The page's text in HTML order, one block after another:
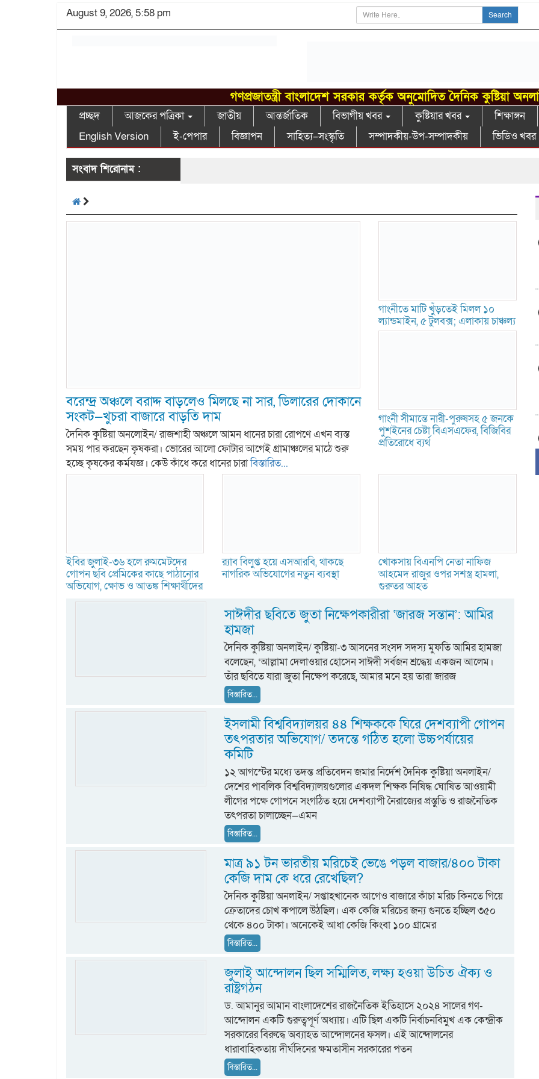
August 9, 2026, 5:58 pm Search
গণপ্রজাতন্ত্রী বাংলাদেশ সরকার কর্তৃক অনুমোদিত দৈনিক কুষ্টিয়া
প্রচ্ছদ আজকের পত্রিকা জাতীয় আন্তর্জাতিক বিভাগীয় খবর কুষ্টিয়ার খবর শিক্ষাঙ্গন
English Version
ই-পেপার বিজ্ঞাপন সাহিত্য–সংস্কৃতি সম্পাদকীয়-উপ-সম্পাদকীয় ভিডিও খবর
সংবাদ শিরোনাম :
বরেন্দ্র অঞ্চলে বরাদ্দ বাড়লেও মিলছে না সার, ডিলারের দোকানে
সংকট—খুচরা বাজারে বাড়তি দাম
দৈনিক কুষ্টিয়া অনলােইন/ রাজশাহী অঞ্চলে আমন ধানের চারা রোপণে এখন ব্যস্ত
সময় পার করছেন কৃষকরা। ভোরের আলো ফোটার আগেই গ্রামাঞ্চলের মাঠে শুরু
হচ্ছে কৃষকের কর্মযজ্ঞ। কেউ কাঁধে করে ধানের চারাবিস্তারিত...
গাংনীতে মাটি খুঁড়তেই মিলল ১০
ল্যান্ডমাইন, ৫ টুলবক্স; এলাকায় চাঞ্চল্য
গাংনী সীমান্তে নারী-পুরুষসহ ৫ জনকে
পুশইনের চেষ্টা বিএসএফের, বিজিবির
প্রতিরোধে ব্যর্থ
ইবির জুলাই-৩৬ হলে রুমমেটদের
গোপন ছবি প্রেমিকের কাছে পাঠানোর
অভিযোগ, ক্ষোভ ও আতঙ্ক শিক্ষার্থীদের
র‍্যাব বিলুপ্ত হয়ে এসআরবি, থাকছে
নাগরিক অভিযোগের নতুন ব্যবস্থা
খোকসায় বিএনপি নেতা নাফিজ
আহমেদ রাজুর ওপর সশস্ত্র হামলা,
গুরুতর আহত
সাঈদীর ছবিতে জুতা নিক্ষেপকারীরা ‘জারজ সন্তান’: আমির
হামজা
দৈনিক কুষ্টিয়া অনলাইন/ কুষ্টিয়া-৩ আসনের সংসদ সদস্য মুফতি আমির হামজা
বলেছেন, ‘আল্লামা দেলাওয়ার হোসেন সাঈদী সর্বজন শ্রদ্ধেয় একজন আলেম।
তাঁর ছবিতে যারা জুতা নিক্ষেপ করেছে, আমার মনে হয় তারা জারজ
বিস্তারিত...
ইসলামী বিশ্ববিদ্যালয়র ৪৪ শিক্ষককে ঘিরে দেশব্যাপী গোপন
তৎপরতার অভিযোগ/ তদন্তে গঠিত হলো উচ্চপর্যায়ের
কমিটি
১২ আগস্টের মধ্যে তদন্ত প্রতিবেদন জমার নির্দেশ দৈনিক কুষ্টিয়া অনলাইন/
দেশের পাবলিক বিশ্ববিদ্যালয়গুলোর একদল শিক্ষক নিষিদ্ধ ঘোষিত আওয়ামী
লীগের পক্ষে গোপনে সংগঠিত হয়ে দেশব্যাপী নৈরাজ্যের প্রস্তুতি ও রাজনৈতিক
তৎপরতা চালাচ্ছেন—এমন
বিস্তারিত...
মাত্র ৯১ টন ভারতীয় মরিচেই ভেঙে পড়ল বাজার/৪০০ টাকা
কেজি দাম কে ধরে রেখেছিল?
দৈনিক কুষ্টিয়া অনলাইন/ সপ্তাহখানেক আগেও বাজারে কাঁচা মরিচ কিনতে গিয়ে
ক্রেতাদের চোখ কপালে উঠছিল। এক কেজি মরিচের জন্য গুনতে হচ্ছিল ৩৫০
থেকে ৪০০ টাকা। অনেকেই আধা কেজি কিংবা ১০০ গ্রামের
বিস্তারিত...
জুলাই আন্দোলন ছিল সম্মিলিত, লক্ষ্য হওয়া উচিত ঐক্য ও
রাষ্ট্রগঠন
ড. আমানুর আমান বাংলাদেশের রাজনৈতিক ইতিহাসে ২০২৪ সালের গণ-
আন্দোলন একটি গুরুত্বপূর্ণ অধ্যায়। এটি ছিল একটি নির্বাচনবিমুখ এক কেন্দ্রীক
সরকারের বিরুদ্ধে অব্যাহত আন্দোলনের ফসল। এই আন্দোলনের
ধারাবাহিকতায় দীর্ঘদিনের ক্ষমতাসীন সরকারের পতন
বিস্তারিত...